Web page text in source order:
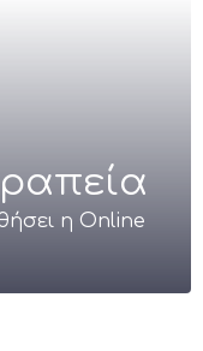
η Online